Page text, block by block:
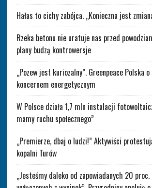
Hałas to cichy zabójca. „Konieczna jest
Rzeka betonu nie uratuje nas przed
plany budzą kontrowersje
„Pozew jest kuriozalny”. Greenpeace Polska o
koncernem energetycznym
W Polsce działa 1,7 mln instalacji
mamy ruchu społecznego”
„Premierze, dbaj o ludzi!” Aktywiści
kopalni Turów
„Jesteśmy daleko od zapowiadanych 20 proc.